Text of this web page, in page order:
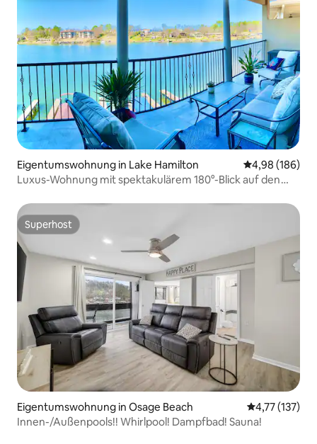
Eigentumswohnung in Lake Hamilton
4,98 (186)
Luxus-Wohnung mit spektakulärem 180°-Blick auf den
Superhost
Superhost
Eigentumswohnung in Osage Beach
4,77 (137)
Innen-/Außenpools!! Whirlpool! Dampfbad! Sauna!